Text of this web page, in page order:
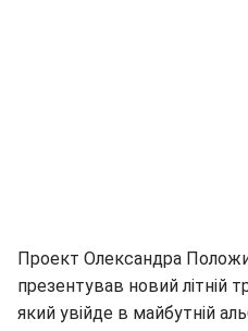
Проект Олександра
презентував новий літній
який увійде в майбутній